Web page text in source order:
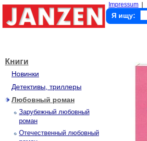
Impressum
Я ищу:
Книги
Новинки
Детективы, триллеры
Любовный роман
Зарубежный любовный
роман
Отечественный любовный